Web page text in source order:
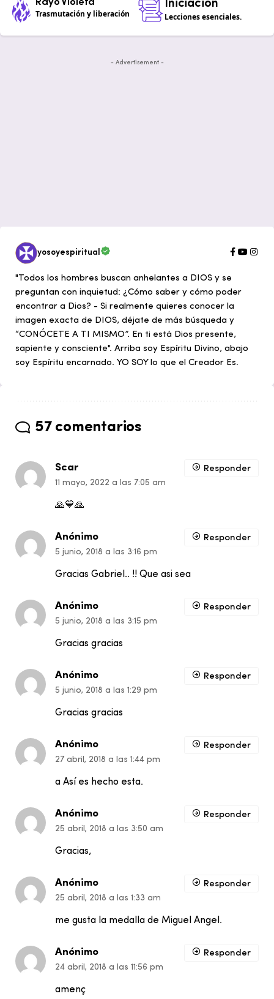
Trasmutación y liberación
Iniciación
Lecciones esenciales.
- Advertisement -
yosoyespiritual
"Todos los hombres buscan anhelantes a DIOS y se
preguntan con inquietud: ¿Cómo saber y cómo poder
encontrar a Dios? - Si realmente quieres conocer la
imagen exacta de DIOS, déjate de más búsqueda y
“CONÓCETE A TI MISMO”. En ti está Dios presente,
sapiente y consciente". Arriba soy Espíritu Divino, abajo
soy Espíritu encarnado. YO SOY lo que el Creador Es.
57 comentarios
Scar
11 mayo, 2022 a las 7:05 am
🙏💙🙏
Responder
Anónimo
5 junio, 2018 a las 3:16 pm
Gracias Gabriel.. !! Que asi sea
Responder
Anónimo
5 junio, 2018 a las 3:15 pm
Gracias gracias
Responder
Anónimo
5 junio, 2018 a las 1:29 pm
Gracias gracias
Responder
Anónimo
27 abril, 2018 a las 1:44 pm
a Así es hecho esta.
Responder
Anónimo
25 abril, 2018 a las 3:50 am
Gracias,
Responder
Anónimo
25 abril, 2018 a las 1:33 am
me gusta la medalla de Miguel Angel.
Responder
Anónimo
24 abril, 2018 a las 11:56 pm
amenç
Responder